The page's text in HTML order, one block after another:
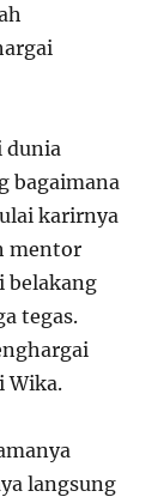
dunia
bagaimana
karirnya
mentor
belakang
tegas.
Wika.
langsung